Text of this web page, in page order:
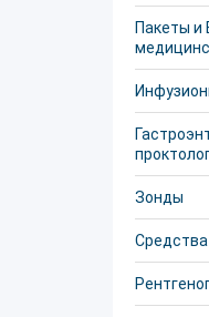
Пакеты и
Зонды